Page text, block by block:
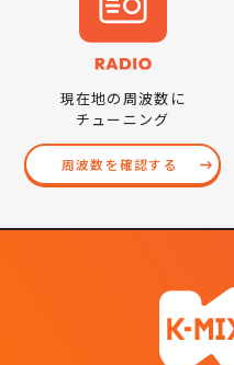
現在地の周波数に
チューニング
周波数を確認する